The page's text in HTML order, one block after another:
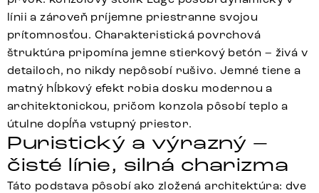
línii a zároveň príjemne priestranne svojou
prítomnosťou. Charakteristická povrchová
štruktúra pripomína jemne stierkový betón – živá v
detailoch, no nikdy nepôsobí rušivo. Jemné tiene a
matný hĺbkový efekt robia dosku modernou a
architektonickou, pričom konzola pôsobí teplo a
útulne dopĺňa vstupný priestor.
Puristický a výrazný –
čisté línie, silná charizma
Táto podstava pôsobí ako zložená architektúra: dve